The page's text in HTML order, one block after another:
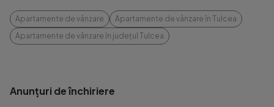
Apartamente de vânzare
Apartamente de vânzare în Tulcea
Apartamente de vânzare în județul Tulcea
Anunțuri de închiriere